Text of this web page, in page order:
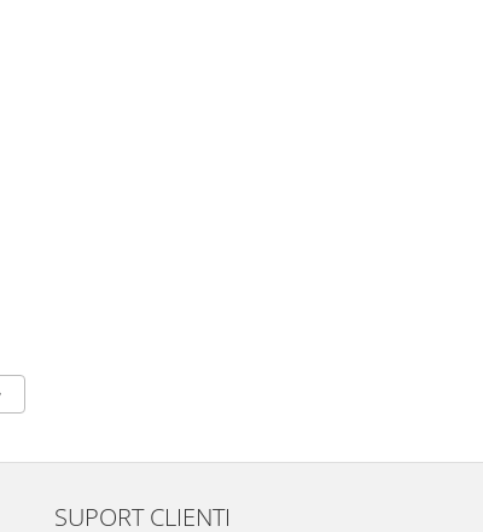
SUPORT CLIENTI